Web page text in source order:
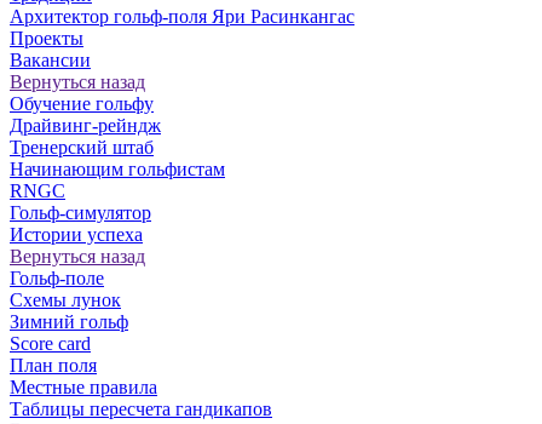
Архитектор гольф-поля Яри Расинкангас
Проекты
Вакансии
Вернуться назад
Обучение гольфу
Драйвинг-рейндж
Тренерский штаб
Начинающим гольфистам
RNGC
Гольф-симулятор
Истории успеха
Вернуться назад
Гольф-поле
Схемы лунок
Зимний гольф
Score card
План поля
Местные правила
Таблицы пересчета гандикапов